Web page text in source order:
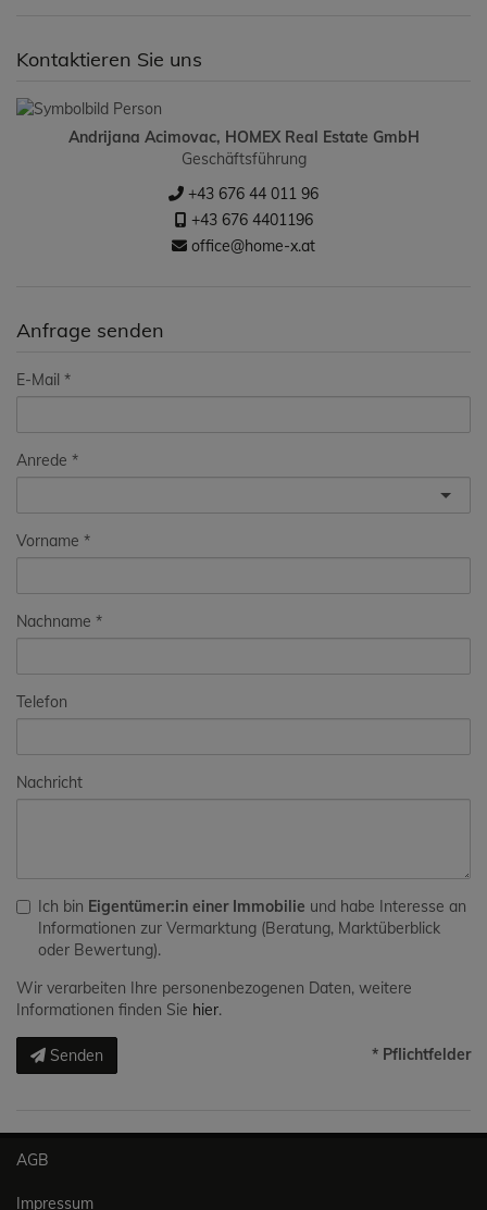
Kontaktieren Sie uns
Andrijana Acimovac, HOMEX Real Estate GmbH
Geschäftsführung
+43 676 44 011 96
+43 676 4401196
office@home-x.at
Anfrage senden
E-Mail
Anrede
Vorname
Nachname
Telefon
Nachricht
Ich bin Eigentümer:in einer Immobilie und habe Interesse an
Informationen zur Vermarktung (Beratung, Marktüberblick
oder Bewertung).
Wir verarbeiten Ihre personenbezogenen Daten, weitere
Informationen finden Sie hier.
Senden * Pflichtfelder
AGB
Impressum